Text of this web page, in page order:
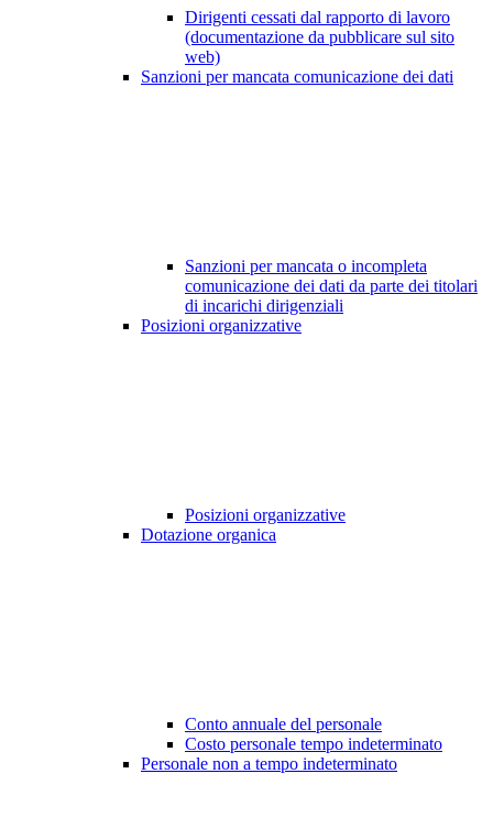
Dirigenti cessati dal rapporto di lavoro
(documentazione da pubblicare sul sito
web)
Sanzioni per mancata comunicazione dei dati
Sanzioni per mancata o incompleta
comunicazione dei dati da parte dei titolari
di incarichi dirigenziali
Posizioni organizzative
Posizioni organizzative
Dotazione organica
Conto annuale del personale
Costo personale tempo indeterminato
Personale non a tempo indeterminato